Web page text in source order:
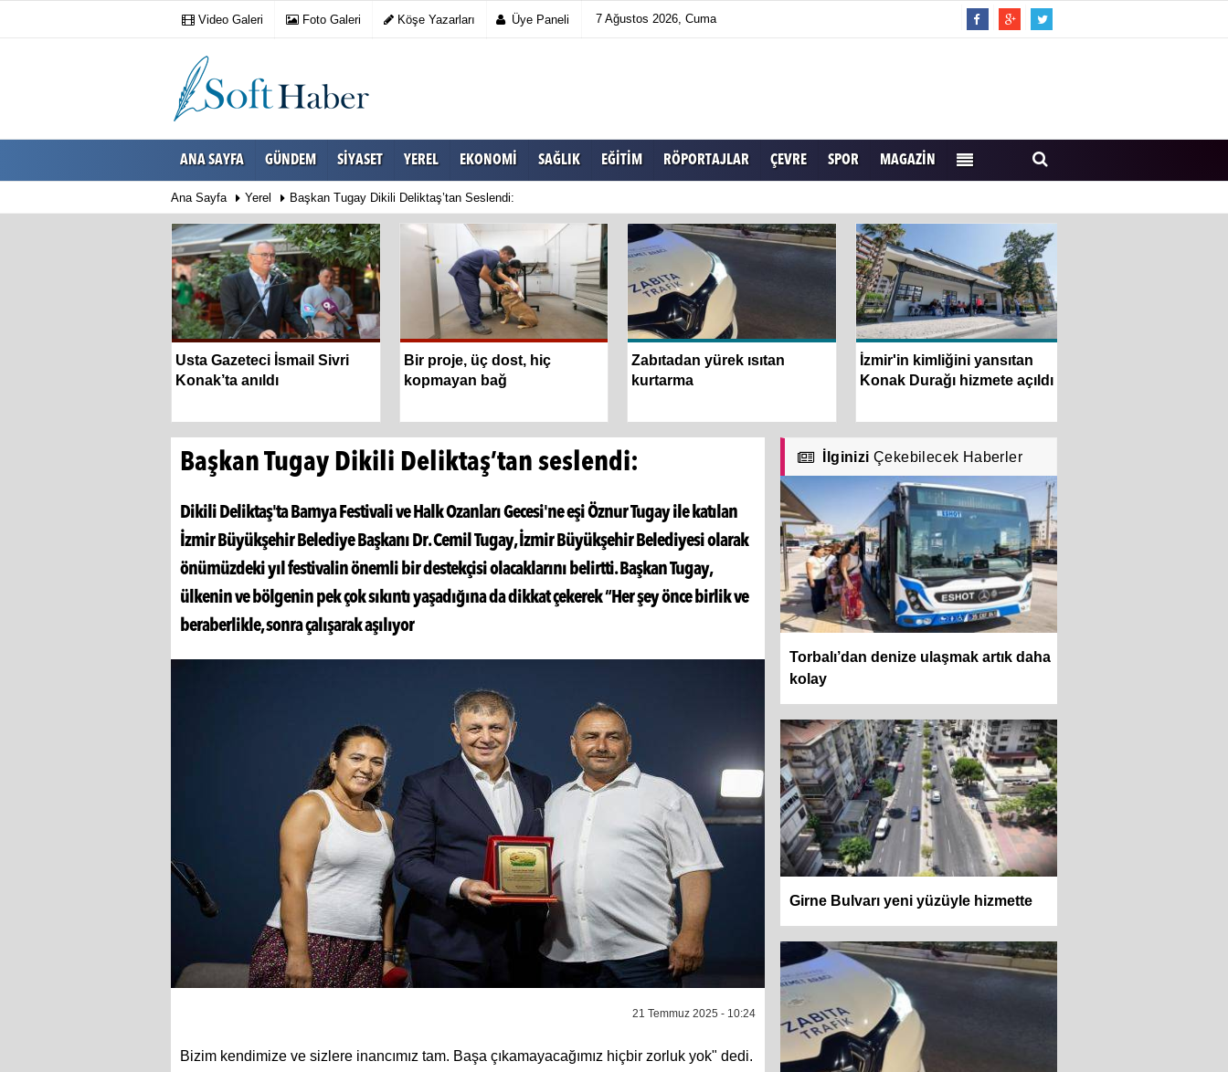
Video Galeri Foto Galeri Köşe Yazarları Üye Paneli 7 Ağustos 2026, Cuma
ANA SAYFA GÜNDEM SIYASET YEREL EKONOMI SAĞLIK EĞITIM RÖPORTAJLAR ÇEVRE SPOR MAGAZIN
Ana Sayfa Yerel Başkan Tugay Dikili Deliktaş’tan Seslendi:
Usta Gazeteci İsmail Sivri
Konak’ta anıldı
Bir proje, üç dost, hiç
kopmayan bağ
Zabıtadan yürek ısıtan
kurtarma
İzmir'in kimliğini yansıtan
Konak Durağı hizmete açıldı
Başkan Tugay Dikili Deliktaş’tan seslendi:
Dikili Deliktaş'ta Bamya Festivali ve Halk Ozanları Gecesi'ne eşi Öznur Tugay ile katılan
İzmir Büyükşehir Belediye Başkanı Dr. Cemil Tugay, İzmir Büyükşehir Belediyesi olarak
önümüzdeki yıl festivalin önemli bir destekçisi olacaklarını belirtti. Başkan Tugay,
ülkenin ve bölgenin pek çok sıkıntı yaşadığına da dikkat çekerek “Her şey önce birlik ve
beraberlikle, sonra çalışarak aşılıyor
21 Temmuz 2025 - 10:24
Bizim kendimize ve sizlere inancımız tam. Başa çıkamayacağımız hiçbir zorluk yok" dedi.
İlginizi Çekebilecek Haberler
Torbalı’dan denize ulaşmak artık daha
kolay
Girne Bulvarı yeni yüzüyle hizmette